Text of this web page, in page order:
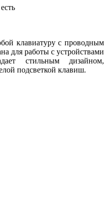
клавиатуру с проводным
для работы с устройствами
стильным дизайном,
подсветкой клавиш.